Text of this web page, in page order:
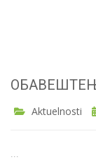
Aktuelnosti
...